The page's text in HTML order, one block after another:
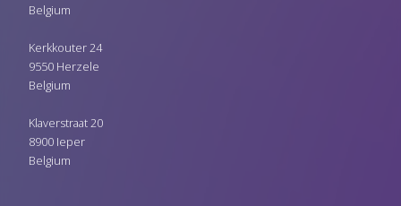
Belgium
Kerkkouter 24
9550 Herzele
Belgium
Klaverstraat 20
8900 Ieper
Belgium